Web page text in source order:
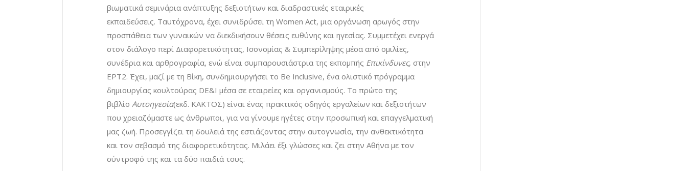
βιωματικά σεμινάρια ανάπτυξης δεξιοτήτων και διαδραστικές εταιρικές
εκπαιδεύσεις. Ταυτόχρονα, έχει συνιδρύσει τη Women Act, μια οργάνωση αρωγός στην
προσπάθεια των γυναικών να διεκδικήσουν θέσεις ευθύνης και ηγεσίας. Συμμετέχει ενεργά
στον διάλογο περί Διαφορετικότητας, Ισονομίας & Συμπερίληψης μέσα από ομιλίες,
συνέδρια και αρθρογραφία, ενώ είναι συμπαρουσιάστρια της εκπομπής Επικίνδυνες, στην
ΕΡΤ2. Έχει, μαζί με τη Βίκη, συνδημιουργήσει το Be Inclusive, ένα ολιστικό πρόγραμμα
δημιουργίας κουλτούρας DE&I μέσα σε εταιρείες και οργανισμούς. Το πρώτο της
βιβλίο Αυτοηγεσία(εκδ. ΚΑΚΤΟΣ) είναι ένας πρακτικός οδηγός εργαλείων και δεξιοτήτων
που χρειαζόμαστε ως άνθρωποι, για να γίνουμε ηγέτες στην προσωπική και επαγγελματική
μας ζωή. Προσεγγίζει τη δουλειά της εστιάζοντας στην αυτογνωσία, την ανθεκτικότητα
και τον σεβασμό της διαφορετικότητας. Μιλάει έξι γλώσσες και ζει στην Αθήνα με τον
σύντροφό της και τα δύο παιδιά τους.